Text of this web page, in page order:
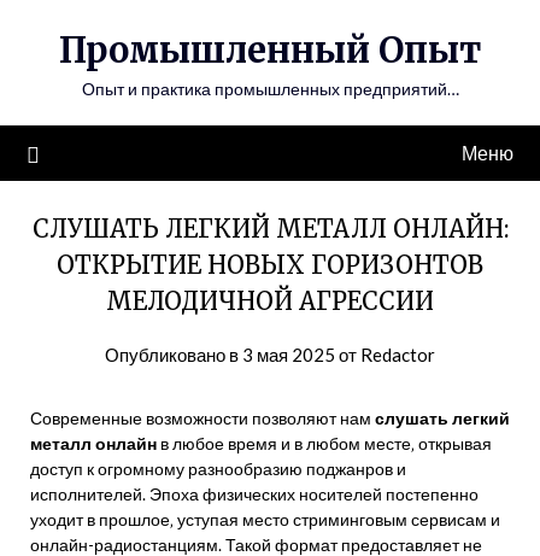
содержимому
Промышленный Опыт
Опыт и практика промышленных предприятий…
Меню
СЛУШАТЬ ЛЕГКИЙ МЕТАЛЛ ОНЛАЙН:
ОТКРЫТИЕ НОВЫХ ГОРИЗОНТОВ
МЕЛОДИЧНОЙ АГРЕССИИ
Опубликовано в 3 мая 2025 от Redactor
Современные возможности позволяют нам слушать легкий
металл онлайн в любое время и в любом месте‚ открывая
доступ к огромному разнообразию поджанров и
исполнителей. Эпоха физических носителей постепенно
уходит в прошлое‚ уступая место стриминговым сервисам и
онлайн-радиостанциям. Такой формат предоставляет не